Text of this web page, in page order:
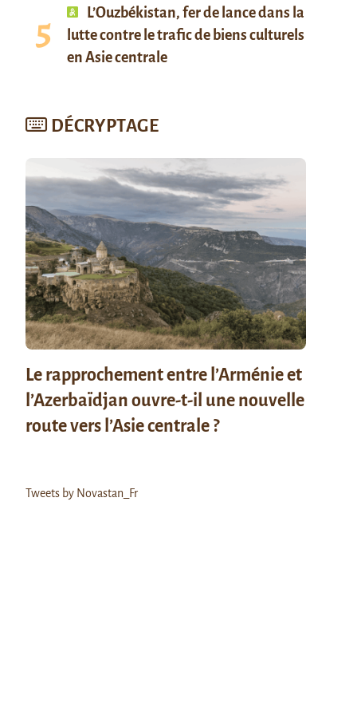
L’Ouzbékistan, fer de lance dans la
lutte contre le trafic de biens culturels
en Asie centrale
DÉCRYPTAGE
Le rapprochement entre l’Arménie et
l’Azerbaïdjan ouvre-t-il une nouvelle
route vers l’Asie centrale ?
Tweets by Novastan_Fr